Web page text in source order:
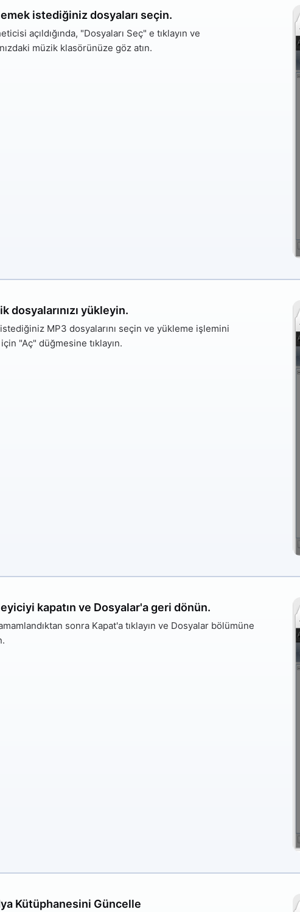
istediğiniz dosyaları seçin.
açıldığında, "Dosyaları Seç" e tıklayın ve
müzik klasörünüze göz atın.
dosyalarınızı yükleyin.
MP3 dosyalarını seçin ve yükleme işlemini
"Aç" düğmesine tıklayın.
kapatın ve Dosyalar'a geri dönün.
sonra Kapat'a tıklayın ve Dosyalar bölümüne
Kütüphanesini Güncelle